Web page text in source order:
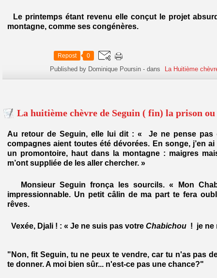
Le printemps étant revenu elle conçut le projet
montagne, comme ses congénères.
Repost 0
Published by Dominique Poursin -dans La Huitième
La huitième chèvre de Seguin ( fin) la prison
Au retour de Seguin, elle lui dit : « Je ne pense pas
compagnes aient toutes été dévorées. En songe, j’en
un promontoire, haut dans la montagne : maigres
m’ont suppliée de les aller chercher. »
Monsieur Seguin fronça les sourcils. « Mon
impressionnable. Un petit câlin de ma part te fera
rêves.
Vexée, Djali ! : « Je ne suis pas votre Chabichou ! je ne
"Non, fit Seguin, tu ne peux te vendre, car tu n'as pas
te donner. A moi bien sûr... n'est-ce pas une chance?"